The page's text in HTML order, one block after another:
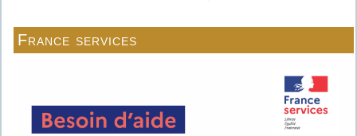
France services